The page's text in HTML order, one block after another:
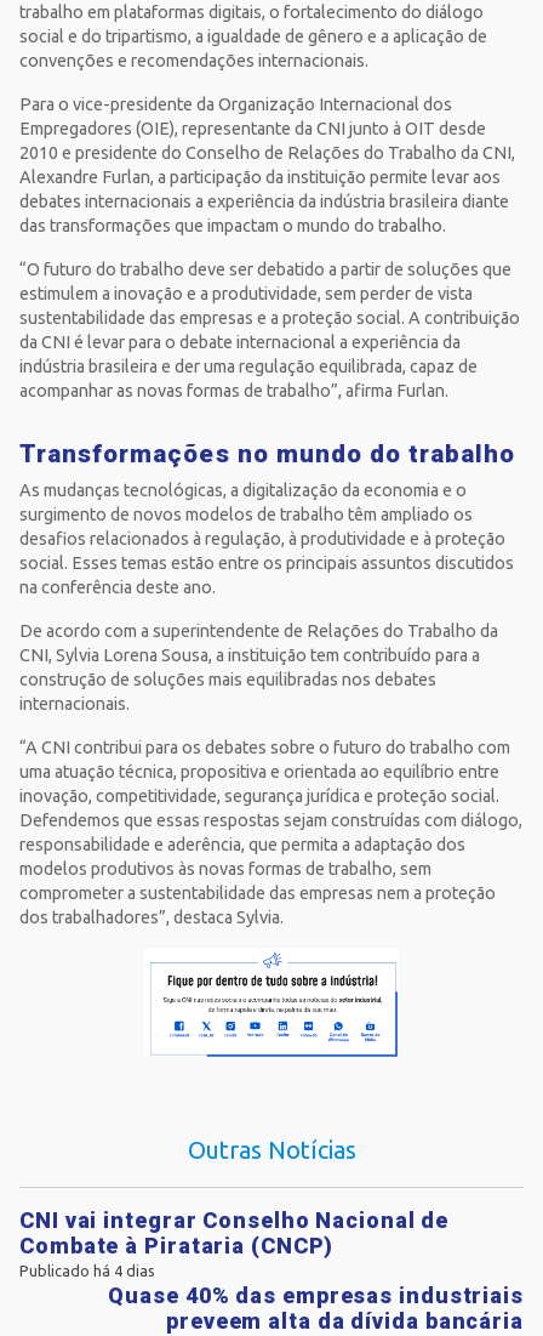
trabalho em plataformas digitais, o fortalecimento do diálogo
social e do tripartismo, a igualdade de gênero e a aplicação de
convenções e recomendações internacionais.
Para o vice-presidente da Organização Internacional dos
Empregadores (OIE), representante da CNI junto à OIT desde
2010 e presidente do Conselho de Relações do Trabalho da CNI,
Alexandre Furlan, a participação da instituição permite levar aos
debates internacionais a experiência da indústria brasileira diante
das transformações que impactam o mundo do trabalho.
“O futuro do trabalho deve ser debatido a partir de soluções que
estimulem a inovação e a produtividade, sem perder de vista
sustentabilidade das empresas e a proteção social. A contribuição
da CNI é levar para o debate internacional a experiência da
indústria brasileira e der uma regulação equilibrada, capaz de
acompanhar as novas formas de trabalho”, afirma Furlan.
Transformações no mundo do trabalho
As mudanças tecnológicas, a digitalização da economia e o
surgimento de novos modelos de trabalho têm ampliado os
desafios relacionados à regulação, à produtividade e à proteção
social. Esses temas estão entre os principais assuntos discutidos
na conferência deste ano.
De acordo com a superintendente de Relações do Trabalho da
CNI, Sylvia Lorena Sousa, a instituição tem contribuído para a
construção de soluções mais equilibradas nos debates
internacionais.
“A CNI contribui para os debates sobre o futuro do trabalho com
uma atuação técnica, propositiva e orientada ao equilíbrio entre
inovação, competitividade, segurança jurídica e proteção social.
Defendemos que essas respostas sejam construídas com diálogo,
responsabilidade e aderência, que permita a adaptação dos
modelos produtivos às novas formas de trabalho, sem
comprometer a sustentabilidade das empresas nem a proteção
dos trabalhadores”, destaca Sylvia.
Outras Notícias
CNI vai integrar Conselho Nacional de
Combate à Pirataria (CNCP)
Publicado há 4 dias
Quase 40% das empresas industriais
preveem alta da dívida bancária